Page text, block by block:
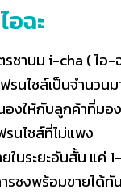
ฉะ
รชานม i-cha ( ไ
รนไชส์เป็นจำนวน
องให้กับลูกค้าที่ม
รนไชส์ที่ไม่แพง
ในระยะอันสั้น แค่
รชงพร้อมขายได้ทั